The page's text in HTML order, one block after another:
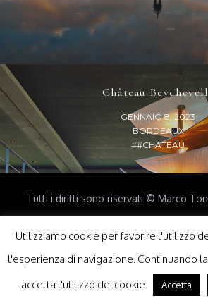
Château
GENNAIO 8, 2023
BORDEAUX
##CHATEAU
Tutti i diritti sono riservati © Marco
Utilizziamo cookie per favorire l'utilizzo
l'esperienza di navigazione. Continuando
accetta l'utilizzo dei cookie.
Accetta